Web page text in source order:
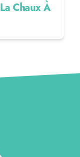
Chaux À